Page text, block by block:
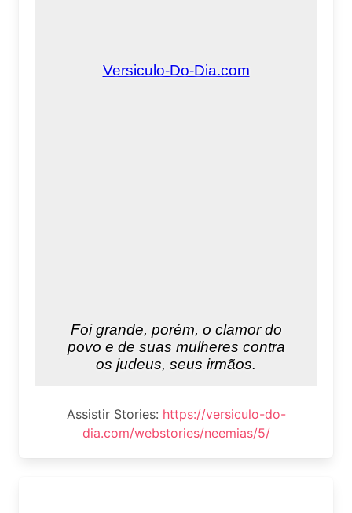
Assistir Stories: https://versiculo-do-
dia.com/webstories/neemias/5/